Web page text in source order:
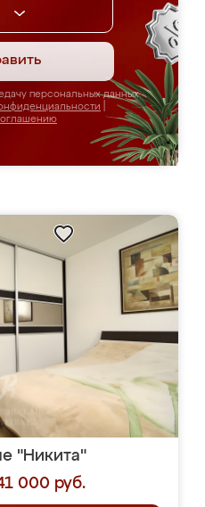
персональных данных
"Никита"
000 руб.